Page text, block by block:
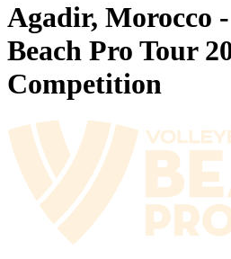
Agadir, Morocco
Beach Pro Tour
Competition